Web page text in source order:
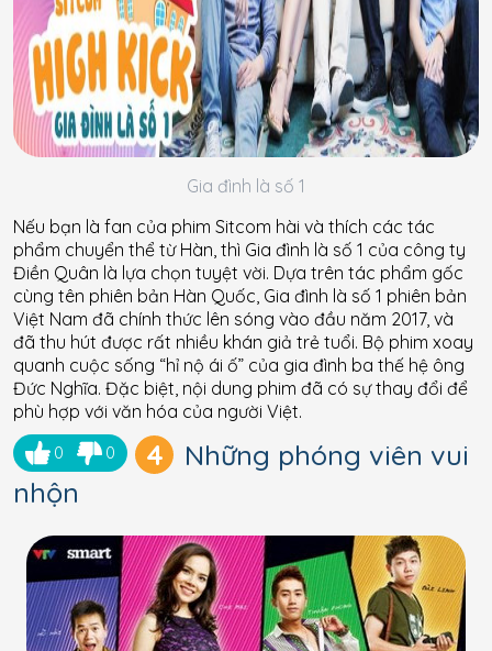
Gia đình là số 1
Nếu bạn là fan của phim Sitcom hài và thích các tác
phẩm chuyển thể từ Hàn, thì Gia đình là số 1 của công ty
Điền Quân là lựa chọn tuyệt vời. Dựa trên tác phẩm gốc
cùng tên phiên bản Hàn Quốc, Gia đình là số 1 phiên bản
Việt Nam đã chính thức lên sóng vào đầu năm 2017, và
đã thu hút được rất nhiều khán giả trẻ tuổi. Bộ phim xoay
quanh cuộc sống “hỉ nộ ái ố” của gia đình ba thế hệ ông
Đức Nghĩa. Đặc biệt, nội dung phim đã có sự thay đổi để
phù hợp với văn hóa của người Việt.
0 0 4
Những phóng viên vui
nhộn